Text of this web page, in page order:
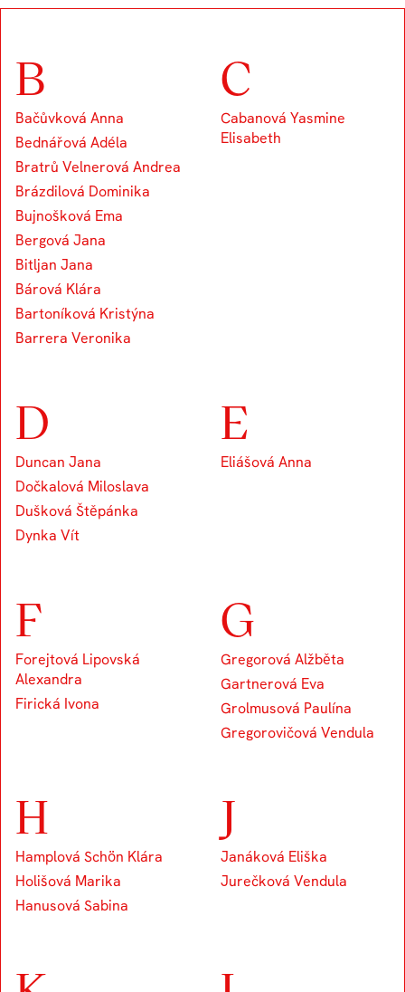
B
Bačůvková Anna
Bednářová Adéla
Bratrů Velnerová Andrea
Brázdilová Dominika
Bujnošková Ema
Bergová Jana
Bitljan Jana
Bárová Klára
Bartoníková Kristýna
Barrera Veronika
C
Cabanová Yasmine
Elisabeth
D
Duncan Jana
Dočkalová Miloslava
Dušková Štěpánka
Dynka Vít
E
Eliášová Anna
F
Forejtová Lipovská
Alexandra
Firická Ivona
G
Gregorová Alžběta
Gartnerová Eva
Grolmusová Paulína
Gregorovičová Vendula
H
Hamplová Schön Klára
Holišová Marika
Hanusová Sabina
J
Janáková Eliška
Jurečková Vendula